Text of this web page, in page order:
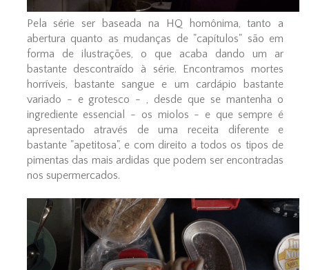
Pela série ser baseada na HQ homônima, tanto a
abertura quanto as mudanças de "capítulos" são em
forma de ilustrações, o que acaba dando um ar
bastante descontraído à série. Encontramos mortes
horríveis, bastante sangue e um cardápio bastante
variado - e grotesco - , desde que se mantenha o
ingrediente essencial - os miolos - e que sempre é
apresentado através de uma receita diferente e
bastante "apetitosa", e com direito a todos os tipos de
pimentas das mais ardidas que podem ser encontradas
nos supermercados.